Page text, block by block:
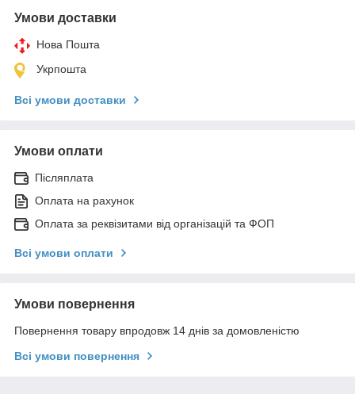
Умови доставки
Нова Пошта
Укрпошта
Всі умови доставки
Умови оплати
Післяплата
Оплата на рахунок
Оплата за реквізитами від організацій та ФОП
Всі умови оплати
Умови повернення
Повернення товару впродовж 14 днів за домовленістю
Всі умови повернення